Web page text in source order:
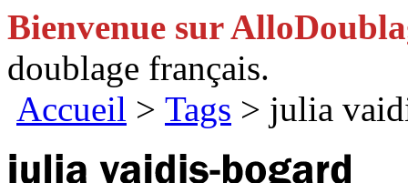
Bienvenue sur
doublage français.
Accueil > Tags > julia